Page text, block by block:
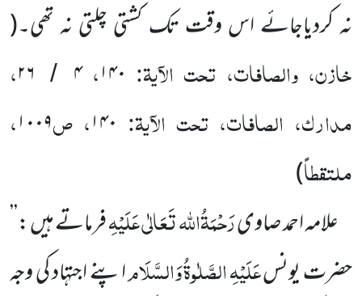
نہ کردیاجائے اس وقت تک کشتی چلتی نہ تھی۔(
خازن، والصافات، تحت الآیۃ: ۱۴۰،۴ / ۲۶،
مدارک، الصافات، تحت الآیۃ: ۱۴۰، ص۱۰۰۹،
ملتقطاً)
علامہ احمد صاویرَحْمَۃُاللہ تَعَالٰی عَلَیْہِفرماتے ہیں :’’
حضرت یونسعَلَیْہِالصَّلٰوۃُوَالسَّلَاماپنے اجتہاد کی وجہ